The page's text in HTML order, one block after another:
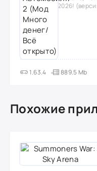
2026!
1.63.4 889.5 Mb
Похожие